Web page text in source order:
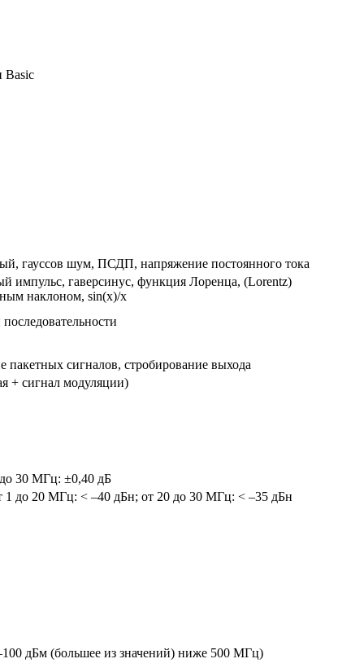
Basic
гауссов шум, ПСДП, напряжение постоянного тока
импульс, гаверсинус, функция Лоренца, (Lorentz)
наклоном, sin(x)/x
пакетных сигналов, стробирование выхода
сигнал модуляции)
30 МГц: ±0,40 дБ
1 до 20 МГц: < –40 дБн; от 20 до 30 МГц: < –35 дБн
дБм (большее из значений) ниже 500 МГц)